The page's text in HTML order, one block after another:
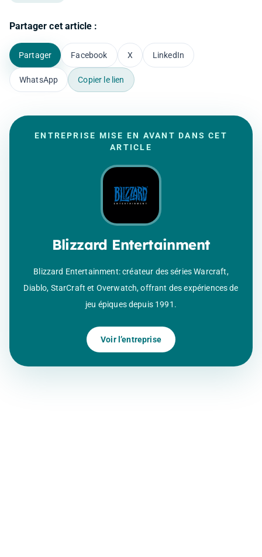
Partager cet article :
Partager Facebook X LinkedIn
WhatsApp Copier le lien
ENTREPRISE MISE EN AVANT DANS CET
ARTICLE
Blizzard Entertainment
Blizzard Entertainment: créateur des séries Warcraft,
Diablo, StarCraft et Overwatch, offrant des expériences de
jeu épiques depuis 1991.
Voir l’entreprise